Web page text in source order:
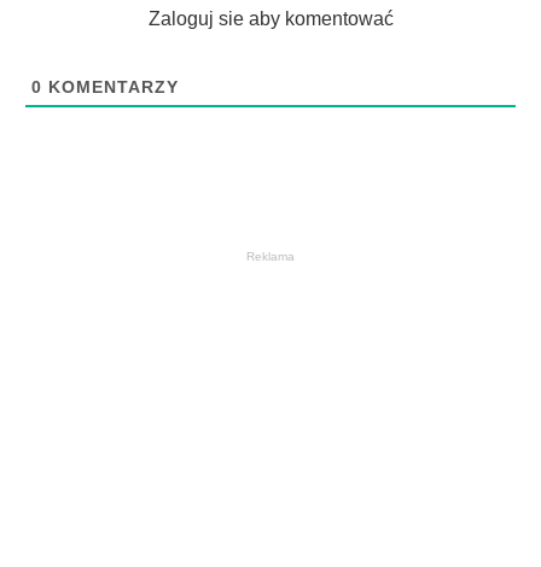
Zaloguj sie aby komentować
0 KOMENTARZY
Reklama